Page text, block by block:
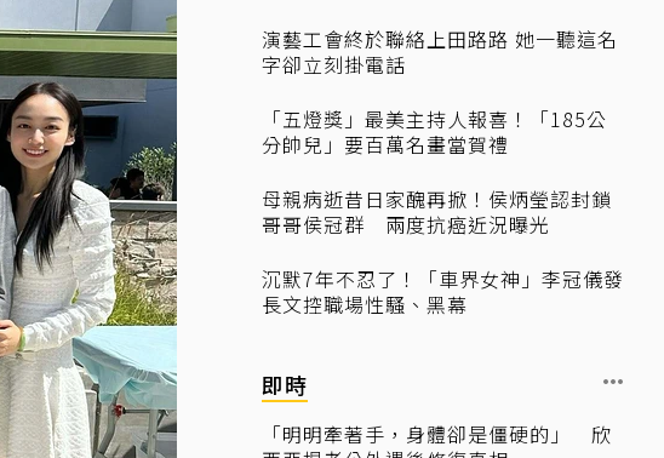
演藝工會終於聯絡上田路路 她一聽這名
字卻立刻掛電話
「五燈獎」最美主持人報喜！「185公
分帥兒」要百萬名畫當賀禮
母親病逝昔日家醜再掀！侯炳瑩認封鎖
哥哥侯冠群 兩度抗癌近況曝光
沉默7年不忍了！「車界女神」李冠儀發
長文控職場性騷、黑幕
即時
「明明牽著手，身體卻是僵硬的」 欣